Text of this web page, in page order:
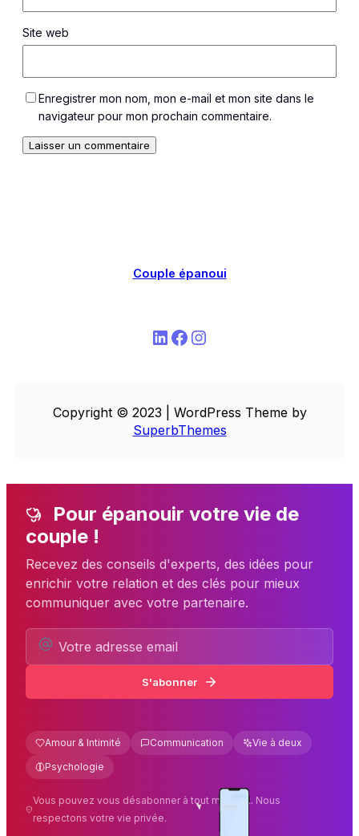
Site web
Enregistrer mon nom, mon e-mail et mon site dans le
navigateur pour mon prochain commentaire.
Couple épanoui
LinkedIn Facebook Instagram
Copyright © 2023 | WordPress Theme by
SuperbThemes
Pour épanouir votre vie de
couple !
Recevez des conseils d'experts, des idées pour
enrichir votre relation et des clés pour mieux
communiquer avec votre partenaire.
S'abonner
Amour & Intimité Communication
Vie à deux
Psychologie
Vous pouvez vous désabonner à tout moment. Nous
respectons votre vie privée.